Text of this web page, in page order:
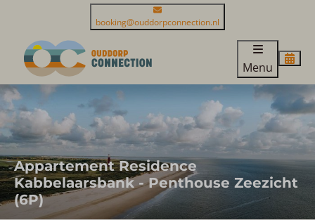
booking@ouddorpconnection.nl
Menu
Appartement Residence
Kabbelaarsbank - Penthouse Zeezicht
(6P)